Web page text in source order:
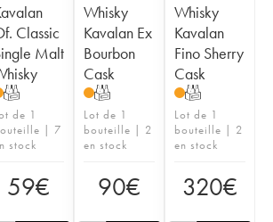
Classic
Malt
T
de 1
| 7
stock
59€
Whisky
Kavalan Ex
Bourbon
Cask
T
Lot de 1
bouteille | 2
en stock
90€
Whisky
Kavalan
Fino Sherry
Cask
T
Lot de 1
bouteille | 2
en stock
320€